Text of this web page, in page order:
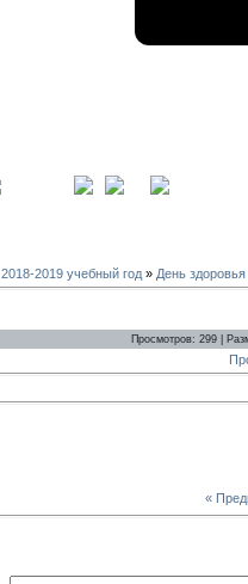
2018-2019 учебный год » День
Просмотров: 299 |
«